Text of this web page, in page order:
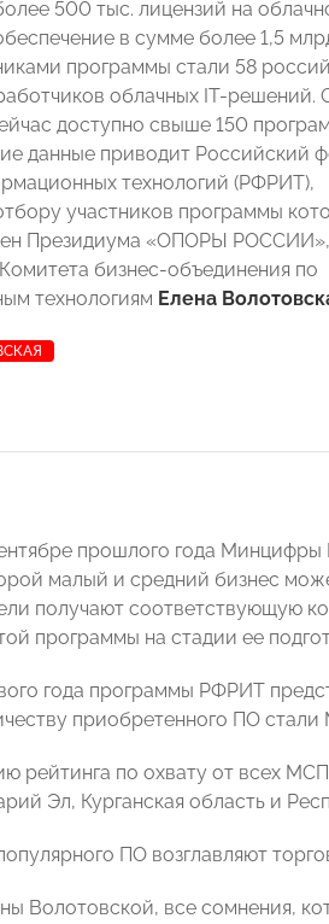
500 тыс. лицензий на
в сумме более 1,5
программы стали 58
облачных IT-решений.
доступно свыше 150
данные приводит Российский
технологий (РФРИТ),
участников программы
Президиума «ОПОРЫ РОССИИ»,
бизнес-объединения по
технологиям Елена
прошлого года
малый и средний бизнес
получают соответствующую
программы на стадии ее
года программы РФРИТ
приобретенного ПО
рейтинга по охвату от всех
Эл, Курганская область и
ПО возглавляют
Волотовской, все сомнения,